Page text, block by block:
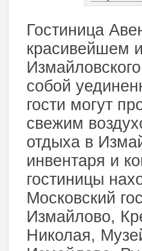
Гостиница
красивейшем
собой
гости могут
свежим
отдыха в
инвентаря и
гостиницы
Московский
Измайлово,
Николая,